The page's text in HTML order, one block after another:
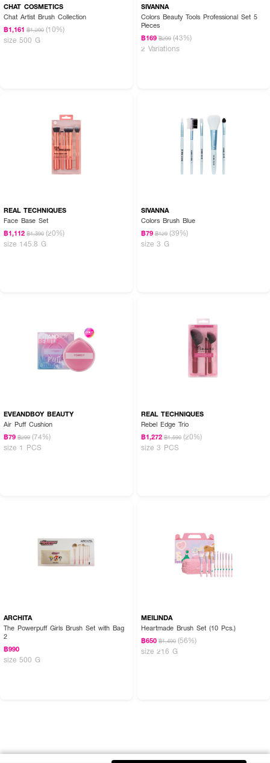
CHAT COSMETICS
Chat Artist Brush Collection
฿1,161 ฿1,290 (10%)
size 500 G
SIVANNA
Colors Beauty Tools Professional Set 5
Pieces
฿169 ฿299 (43%)
2 Variations
REAL TECHNIQUES
Face Base Set
฿1,112 ฿1,390 (20%)
size 145.8 G
SIVANNA
Colors Brush Blue
฿79 ฿129 (39%)
size 3 G
EVEANDBOY BEAUTY
Air Puff Cushion
฿79 ฿299 (74%)
size 1 PCS
REAL TECHNIQUES
Rebel Edge Trio
฿1,272 ฿1,590 (20%)
size 3 PCS
ARCHITA
The Powerpuff Girls Brush Set with Bag
2
฿990
size 500 G
MEILINDA
Heartmade Brush Set (10 Pcs.)
฿650 ฿1,490 (56%)
size 216 G